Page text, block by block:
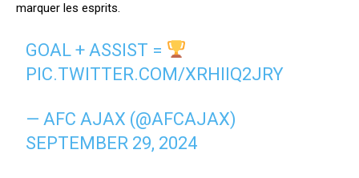
marquer les esprits.
GOAL + ASSIST =
PIC.TWITTER.COM/XRHIIQ2JRY
— AFC AJAX (@AFCAJAX)
SEPTEMBER 29, 2024